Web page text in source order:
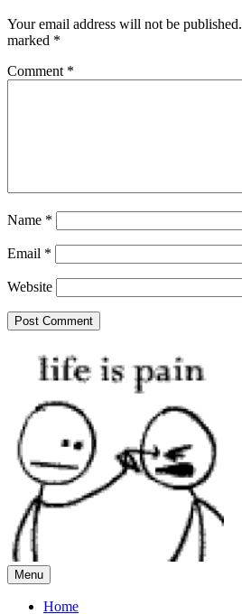
Your email address will not be published.
marked *
Comment *
Name *
Email *
Website
Menu
Home